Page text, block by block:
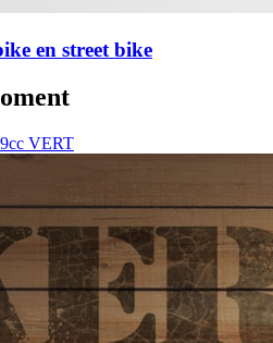
en street bike
VERT